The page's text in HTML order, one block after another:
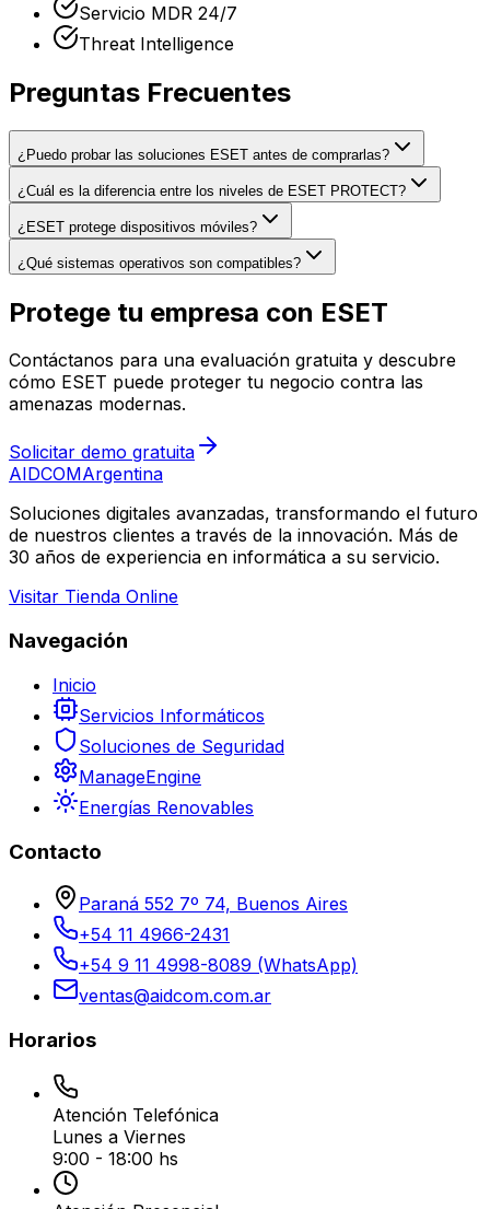
Servicio MDR 24/7
Threat Intelligence
Preguntas Frecuentes
¿Puedo probar las soluciones ESET antes de comprarlas?
¿Cuál es la diferencia entre los niveles de ESET PROTECT?
¿ESET protege dispositivos móviles?
¿Qué sistemas operativos son compatibles?
Protege tu empresa con ESET
Contáctanos para una evaluación gratuita y descubre
cómo ESET puede proteger tu negocio contra las
amenazas modernas.
Solicitar demo gratuita
AIDCOMArgentina
Soluciones digitales avanzadas, transformando el futuro
de nuestros clientes a través de la innovación. Más de
30 años de experiencia en informática a su servicio.
Visitar Tienda Online
Navegación
Inicio
Servicios Informáticos
Soluciones de Seguridad
ManageEngine
Energías Renovables
Contacto
Paraná 552 7º 74, Buenos Aires
+54 11 4966-2431
+54 9 11 4998-8089 (WhatsApp)
ventas@aidcom.com.ar
Horarios
Atención Telefónica
Lunes a Viernes
9:00 - 18:00 hs